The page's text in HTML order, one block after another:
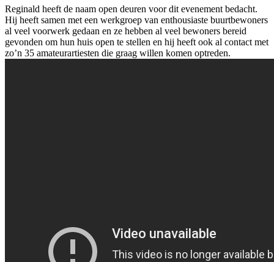
Reginald heeft de naam open deuren voor dit evenement bedacht.
Hij heeft samen met een werkgroep van enthousiaste buurtbewoners
al veel voorwerk gedaan en ze hebben al veel bewoners bereid
gevonden om hun huis open te stellen en hij heeft ook al contact met
zo’n 35 amateurartiesten die graag willen komen optreden.